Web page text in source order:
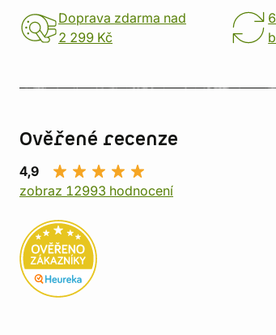
Doprava zdarma nad
2 299 Kč
Ověřené recenze
4,9
zobraz 12993 hodnocení